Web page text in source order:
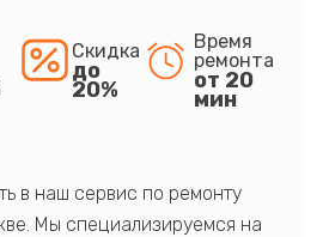
Скидка
до
20%
Время
ремонта
от 20
мин
в наш сервис по ремонту
Мы специализируемся на